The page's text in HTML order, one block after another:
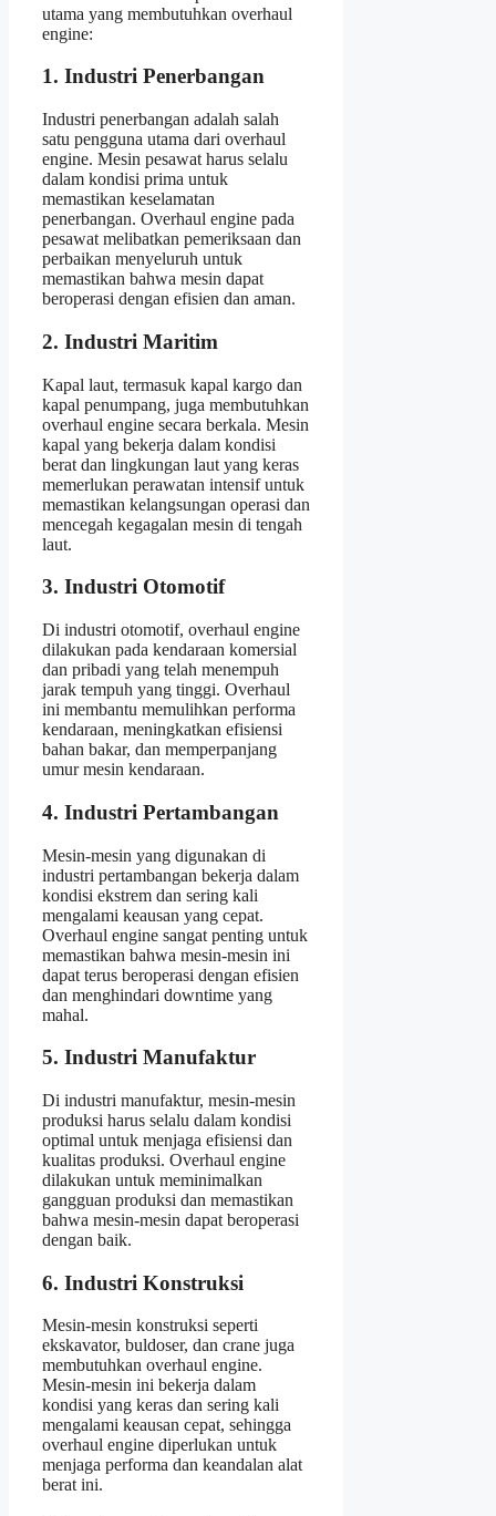
utama yang membutuhkan overhaul
engine:
1. Industri Penerbangan
Industri penerbangan adalah salah
satu pengguna utama dari overhaul
engine. Mesin pesawat harus selalu
dalam kondisi prima untuk
memastikan keselamatan
penerbangan. Overhaul engine pada
pesawat melibatkan pemeriksaan dan
perbaikan menyeluruh untuk
memastikan bahwa mesin dapat
beroperasi dengan efisien dan aman.
2. Industri Maritim
Kapal laut, termasuk kapal kargo dan
kapal penumpang, juga membutuhkan
overhaul engine secara berkala. Mesin
kapal yang bekerja dalam kondisi
berat dan lingkungan laut yang keras
memerlukan perawatan intensif untuk
memastikan kelangsungan operasi dan
mencegah kegagalan mesin di tengah
laut.
3. Industri Otomotif
Di industri otomotif, overhaul engine
dilakukan pada kendaraan komersial
dan pribadi yang telah menempuh
jarak tempuh yang tinggi. Overhaul
ini membantu memulihkan performa
kendaraan, meningkatkan efisiensi
bahan bakar, dan memperpanjang
umur mesin kendaraan.
4. Industri Pertambangan
Mesin-mesin yang digunakan di
industri pertambangan bekerja dalam
kondisi ekstrem dan sering kali
mengalami keausan yang cepat.
Overhaul engine sangat penting untuk
memastikan bahwa mesin-mesin ini
dapat terus beroperasi dengan efisien
dan menghindari downtime yang
mahal.
5. Industri Manufaktur
Di industri manufaktur, mesin-mesin
produksi harus selalu dalam kondisi
optimal untuk menjaga efisiensi dan
kualitas produksi. Overhaul engine
dilakukan untuk meminimalkan
gangguan produksi dan memastikan
bahwa mesin-mesin dapat beroperasi
dengan baik.
6. Industri Konstruksi
Mesin-mesin konstruksi seperti
ekskavator, buldoser, dan crane juga
membutuhkan overhaul engine.
Mesin-mesin ini bekerja dalam
kondisi yang keras dan sering kali
mengalami keausan cepat, sehingga
overhaul engine diperlukan untuk
menjaga performa dan keandalan alat
berat ini.